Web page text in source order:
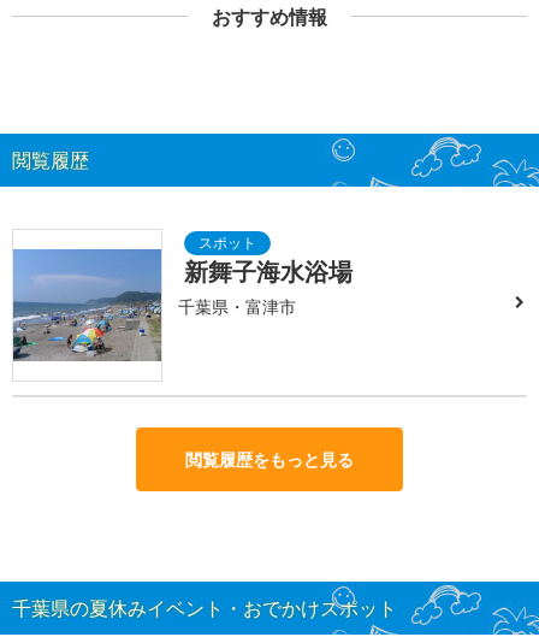
おすすめ情報
閲覧履歴
新舞子海水浴場
千葉県・富津市
閲覧履歴をもっと見る
千葉県の夏休みイベント・おでかけスポット